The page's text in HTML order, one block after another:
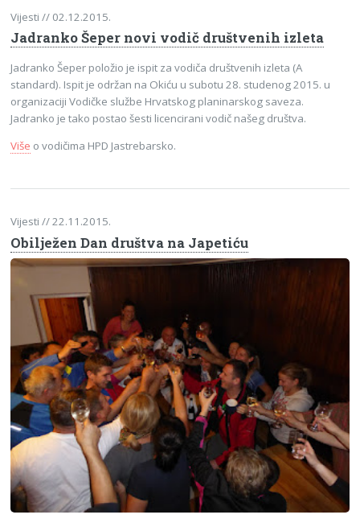
Vijesti// 02.12.2015.
Jadranko Šeper novi vodič društvenih izleta
Jadranko Šeper položio je ispit za vodiča društvenih izleta (A
standard). Ispit je održan na Okiću u subotu 28. studenog 2015. u
organizaciji Vodičke službe Hrvatskog planinarskog saveza.
Jadranko je tako postao šesti licencirani vodič našeg društva.
Više o vodičima HPD Jastrebarsko.
Vijesti// 22.11.2015.
Obilježen Dan društva na Japetiću